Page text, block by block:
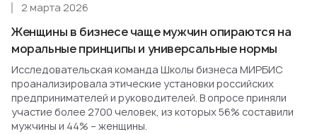
Женщины в бизнесе чаще мужчин опираются на
моральные принципы и универсальные нормы
2 марта 2026
Исследовательская команда Школы бизнеса МИРБИС
проанализировала этические установки российских
предпринимателей и руководителей. В опросе приняли
участие более 2700 человек, из которых 56% составили
мужчины и 44% – женщины.